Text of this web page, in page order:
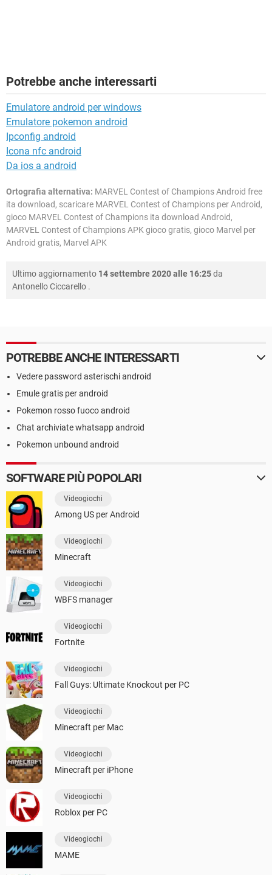
Potrebbe anche interessarti
Emulatore android per windows
Emulatore pokemon android
Ipconfig android
Icona nfc android
Da ios a android
Ortografia alternativa: MARVEL Contest of Champions Android free
ita download, scaricare MARVEL Contest of Champions per Android,
gioco MARVEL Contest of Champions ita download Android,
MARVEL Contest of Champions APK gioco gratis, gioco Marvel per
Android gratis, Marvel APK
Ultimo aggiornamento 14 settembre 2020 alle 16:25da
Antonello Ciccarello .
POTREBBE ANCHE INTERESSARTI
Vedere password asterischi android
Emule gratis per android
Pokemon rosso fuoco android
Chat archiviate whatsapp android
Pokemon unbound android
SOFTWARE PIÙ POPOLARI
Videogiochi
Among US per Android
Videogiochi
Minecraft
Videogiochi
WBFS manager
Videogiochi
Fortnite
Videogiochi
Fall Guys: Ultimate Knockout per PC
Videogiochi
Minecraft per Mac
Videogiochi
Minecraft per iPhone
Videogiochi
Roblox per PC
Videogiochi
MAME